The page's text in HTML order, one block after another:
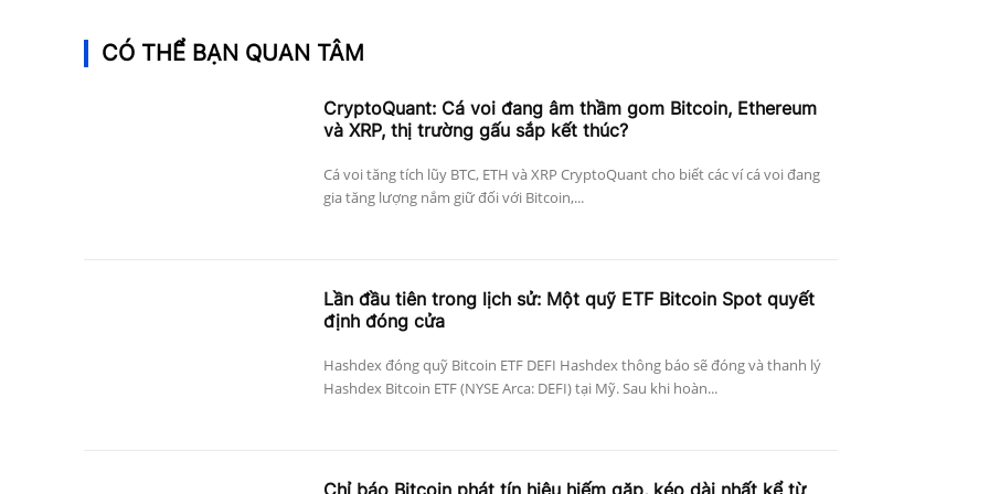
CÓ THỂ BẠN QUAN TÂM
CryptoQuant: Cá voi đang âm thầm gom Bitcoin, Ethereum
và XRP, thị trường gấu sắp kết thúc?
Cá voi tăng tích lũy BTC, ETH và XRP CryptoQuant cho biết các ví cá voi đang
gia tăng lượng nắm giữ đối với Bitcoin,...
Lần đầu tiên trong lịch sử: Một quỹ ETF Bitcoin Spot quyết
định đóng cửa
Hashdex đóng quỹ Bitcoin ETF DEFI Hashdex thông báo sẽ đóng và thanh lý
Hashdex Bitcoin ETF (NYSE Arca: DEFI) tại Mỹ. Sau khi hoàn...